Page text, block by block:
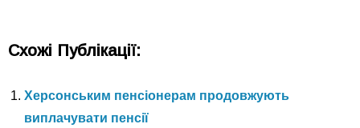
Схожі Публікації:
Херсонським пенсіонерам продовжують
виплачувати пенсії